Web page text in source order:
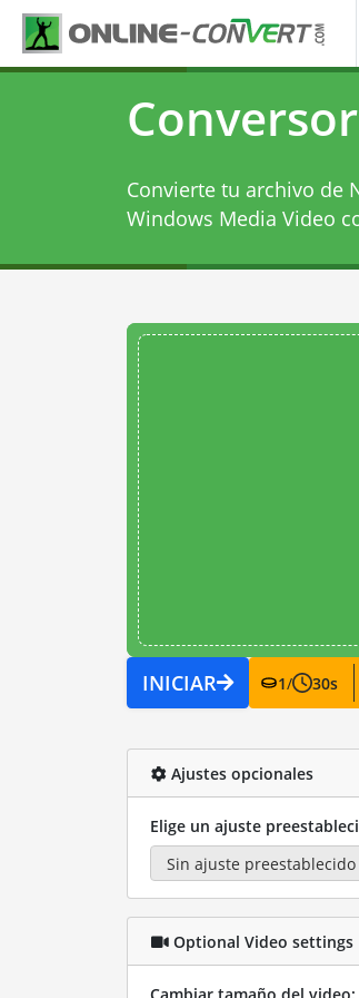
Convierte tu archivo de
Windows Media Video
INICIAR 1/ 30s
Ajustes opcionales
Elige un ajuste
Optional Video settings